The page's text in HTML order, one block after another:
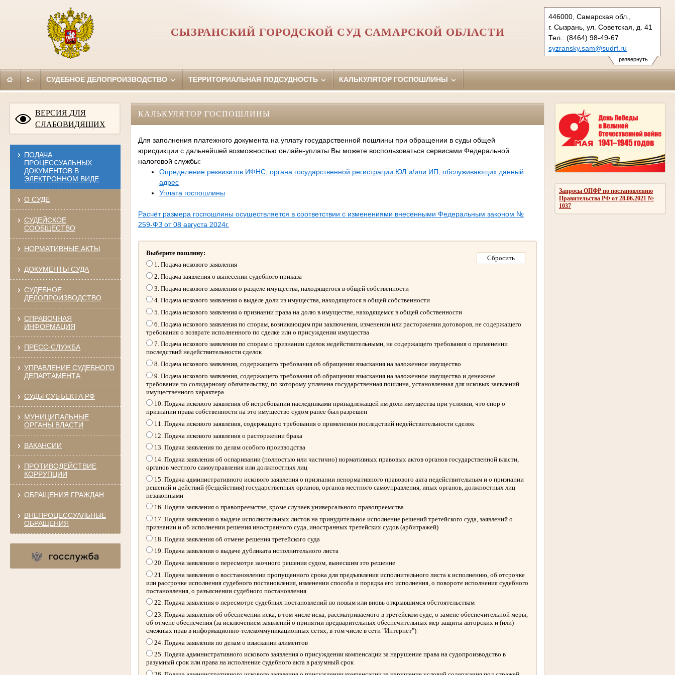
развернуть
446000, Самарская обл.,
г. Сызрань, ул. Советская, д. 41
Тел.: (8464) 98-49-67
syzransky.sam@sudrf.ru
СЫЗРАНСКИЙ ГОРОДСКОЙ СУД САМАРСКОЙ ОБЛАСТИ
СУДЕБНОЕ ДЕЛОПРОИЗВОДСТВО ТЕРРИТОРИАЛЬНАЯ ПОДСУДНОСТЬ КАЛЬКУЛЯТОР ГОСПОШЛИНЫ
ВЕРСИЯ ДЛЯ
СЛАБОВИДЯЩИХ
ПОДАЧА
ПРОЦЕССУАЛЬНЫХ
ДОКУМЕНТОВ В
ЭЛЕКТРОННОМ ВИДЕ
О СУДЕ
СУДЕЙСКОЕ
СООБЩЕСТВО
НОРМАТИВНЫЕ АКТЫ
ДОКУМЕНТЫ СУДА
СУДЕБНОЕ
ДЕЛОПРОИЗВОДСТВО
СПРАВОЧНАЯ
ИНФОРМАЦИЯ
ПРЕСС-СЛУЖБА
УПРАВЛЕНИЕ СУДЕБНОГО
ДЕПАРТАМЕНТА
СУДЫ СУБЪЕКТА РФ
МУНИЦИПАЛЬНЫЕ
ОРГАНЫ ВЛАСТИ
ВАКАНСИИ
ПРОТИВОДЕЙСТВИЕ
КОРРУПЦИИ
ОБРАЩЕНИЯ ГРАЖДАН
ВНЕПРОЦЕССУАЛЬНЫЕ
ОБРАЩЕНИЯ
Запросы ОПФР по постановлению
Правительства РФ от 28.06.2021 №
1037
КАЛЬКУЛЯТОР ГОСПОШЛИНЫ
Для заполнения платежного документа на уплату государственной пошлины при обращении в суды общей
юрисдикции с дальнейшей возможностью онлайн-уплаты Вы можете воспользоваться сервисами Федеральной
налоговой службы:
Определение реквизитов ИФНС, органа государственной регистрации ЮЛ и/или ИП, обслуживающих данный
адрес
Уплата госпошлины
Расчёт размера госпошлины осуществляется в соответствии с изменениями внесенными Федеральным законом №
259-ФЗ от 08 августа 2024г.
Выберите пошлину:
1. Подача искового заявления
2. Подача заявления о вынесении судебного приказа
3. Подача искового заявления о разделе имущества, находящегося в общей собственности
4. Подача искового заявления о выделе доли из имущества, находящегося в общей собственности
5. Подача искового заявления о признании права на долю в имуществе, находящемся в общей собственности
6. Подача искового заявления по спорам, возникающим при заключении, изменении или расторжении договоров, не содержащего
требования о возврате исполненного по сделке или о присуждении имущества
7. Подача искового заявления по спорам о признании сделок недействительными, не содержащего требования о применении
последствий недействительности сделок
8. Подача искового заявления, содержащего требования об обращении взыскания на заложенное имущество
9. Подача искового заявления, содержащего требования об обращении взыскания на заложенное имущество и денежное
требование по солидарному обязательству, по которому уплачена государственная пошлина, установленная для исковых заявлений
имущественного характера
10. Подача искового заявления об истребовании наследниками принадлежащей им доли имущества при условии, что спор о
признании права собственности на это имущество судом ранее был разрешен
11. Подача искового заявления, содержащего требования о применении последствий недействительности сделок
12. Подача искового заявления о расторжении брака
13. Подача заявления по делам особого производства
14. Подача заявления об оспаривании (полностью или частично) нормативных правовых актов органов государственной власти,
органов местного самоуправления или должностных лиц
15. Подача административного искового заявления о признании ненормативного правового акта недействительным и о признании
решений и действий (бездействия) государственных органов, органов местного самоуправления, иных органов, должностных лиц
незаконными
16. Подача заявления о правопреемстве, кроме случаев универсального правопреемства
17. Подача заявления о выдаче исполнительных листов на принудительное исполнение решений третейского суда, заявлений о
признании и об исполнении решения иностранного суда, иностранных третейских судов (арбитражей)
18. Подача заявления об отмене решения третейского суда
19. Подача заявления о выдаче дубликата исполнительного листа
20. Подача заявления о пересмотре заочного решения судом, вынесшим это решение
21. Подача заявления о восстановлении пропущенного срока для предъявления исполнительного листа к исполнению, об отсрочке
или рассрочке исполнения судебного постановления, изменении способа и порядка его исполнения, о повороте исполнения судебного
постановления, о разъяснении судебного постановления
22. Подача заявления о пересмотре судебных постановлений по новым или вновь открывшимся обстоятельствам
23. Подача заявления об обеспечении иска, в том числе иска, рассматриваемого в третейском суде, о замене обеспечительной меры,
об отмене обеспечения (за исключением заявлений о принятии предварительных обеспечительных мер защиты авторских и (или)
смежных прав в информационно-телекоммуникационных сетях, в том числе в сети "Интернет")
24. Подача заявления по делам о взыскании алиментов
25. Подача административного искового заявления о присуждении компенсации за нарушение права на судопроизводство в
разумный срок или права на исполнение судебного акта в разумный срок